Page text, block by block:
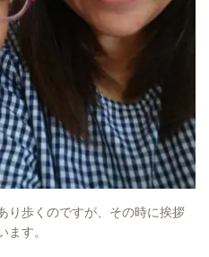
り歩くのですが、その時に挨拶
ます。